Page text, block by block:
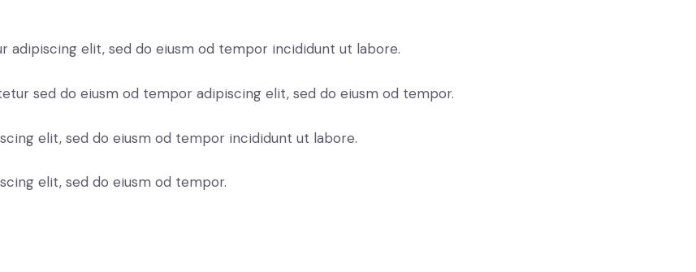
elit, sed do eiusm od tempor incididunt ut labore.
sed do eiusm od tempor adipiscing elit, sed do eiusm od tempor.
elit, sed do eiusm od tempor incididunt ut labore.
elit, sed do eiusm od tempor.